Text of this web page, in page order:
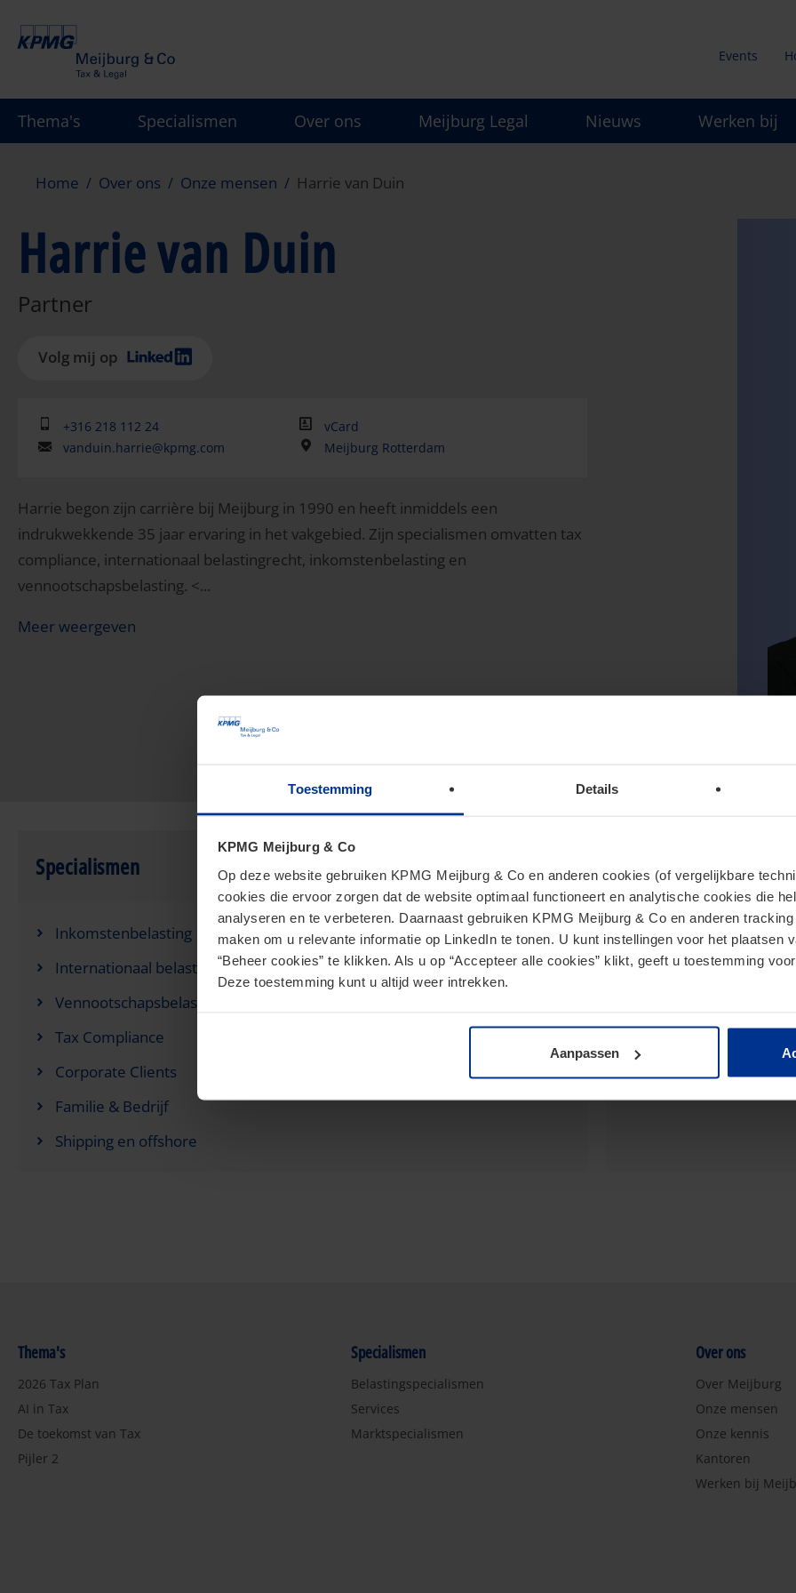
Toestemming Details
KPMG Meijburg & Co
Op deze website gebruiken KPMG Meijburg & Co en anderen cookies (of vergelijkbare
cookies die ervoor zorgen dat de website optimaal functioneert en analytische cookies die
analyseren en te verbeteren. Daarnaast gebruiken KPMG Meijburg & Co en anderen
maken om u relevante informatie op LinkedIn te tonen. U kunt instellingen voor het plaatsen
“Beheer cookies” te klikken. Als u op “Accepteer alle cookies” klikt, geeft u toestemming
Deze toestemming kunt u altijd weer intrekken.
Aanpassen
gaan
menu
Events
Thema's Specialismen Over ons Meijburg Legal Nieuws Werken bij
Home Over ons Onze mensen Harrie van Duin
Harrie van Duin
Partner
Volg mij op
+316 218 112 24
vCard
vanduin.harrie@kpmg.com
Meijburg Rotterdam
Harrie begon zijn carrière bij Meijburg in 1990 en heeft inmiddels een
indrukwekkende 35 jaar ervaring in het vakgebied. Zijn specialismen omvatten tax
compliance, internationaal belastingrecht, inkomstenbelasting en
vennootschapsbelasting. <...
Meer weergeven
Specialismen
Inkomstenbelasting
Internationaal belastingrecht
Vennootschapsbelasting
Tax Compliance
Corporate Clients
Familie & Bedrijf
Shipping en offshore
Nevenactiviteiten
Member of the Tax
Shipowners
Thema's
2026 Tax Plan
AI in Tax
De toekomst van Tax
Pijler 2
Specialismen
Belastingspecialismen
Services
Marktspecialismen
Over ons
Over Meijburg
Onze mensen
Onze kennis
Kantoren
Werken bij